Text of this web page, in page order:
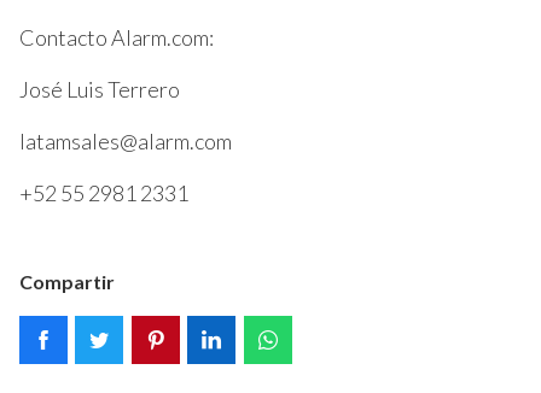
Contacto Alarm.com:
José Luis Terrero
latamsales@alarm.com
+52 55 2981 2331
Compartir